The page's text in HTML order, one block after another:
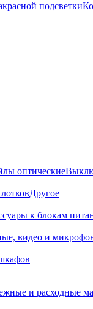
подсветки
оптические
Другое
к блокам
видео и
и расходные